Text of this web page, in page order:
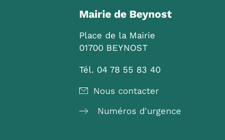
Mairie de Beynost
Place de la Mairie
01700 BEYNOST
Tél. 04 78 55 83 40
Nous contacter
Numéros d'urgence